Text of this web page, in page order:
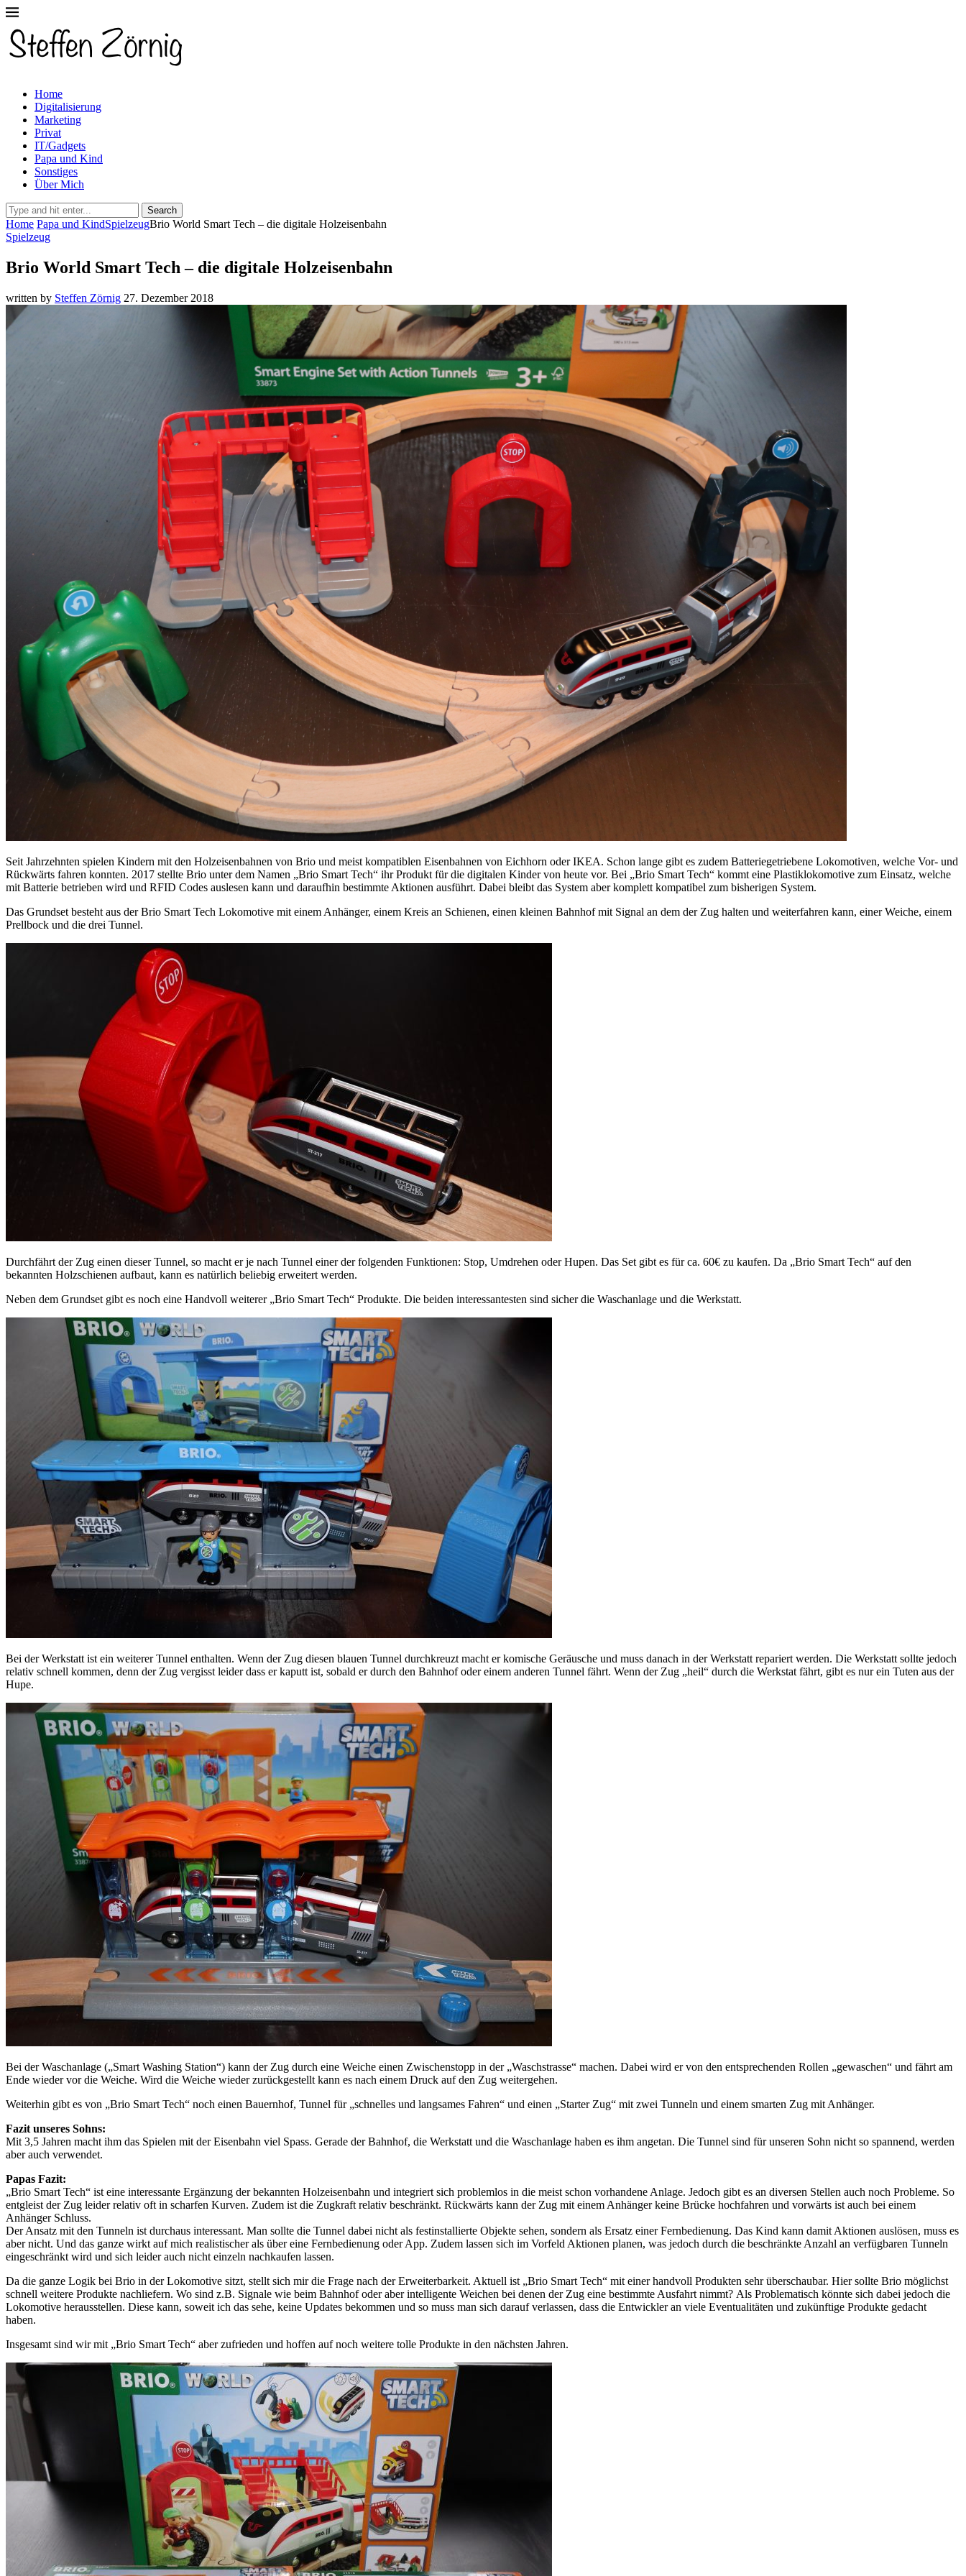
Home
Digitalisierung
Marketing
Privat
IT/Gadgets
Papa und Kind
Sonstiges
Über Mich
Search
Home Papa und KindSpielzeugBrio World Smart Tech – die digitale Holzeisenbahn
Spielzeug
Brio World Smart Tech – die digitale Holzeisenbahn
written by Steffen Zörnig 27. Dezember 2018
Seit Jahrzehnten spielen Kindern mit den Holzeisenbahnen von Brio und meist kompatiblen Eisenbahnen von Eichhorn oder IKEA. Schon lange gibt es zudem Batteriegetriebene Lokomotiven, welche Vor- und
Rückwärts fahren konnten. 2017 stellte Brio unter dem Namen „Brio Smart Tech“ ihr Produkt für die digitalen Kinder von heute vor. Bei „Brio Smart Tech“ kommt eine Plastiklokomotive zum Einsatz, welche
mit Batterie betrieben wird und RFID Codes auslesen kann und daraufhin bestimmte Aktionen ausführt. Dabei bleibt das System aber komplett kompatibel zum bisherigen System.
Das Grundset besteht aus der Brio Smart Tech Lokomotive mit einem Anhänger, einem Kreis an Schienen, einen kleinen Bahnhof mit Signal an dem der Zug halten und weiterfahren kann, einer Weiche, einem
Prellbock und die drei Tunnel.
Durchfährt der Zug einen dieser Tunnel, so macht er je nach Tunnel einer der folgenden Funktionen: Stop, Umdrehen oder Hupen. Das Set gibt es für ca. 60€ zu kaufen. Da „Brio Smart Tech“ auf den
bekannten Holzschienen aufbaut, kann es natürlich beliebig erweitert werden.
Neben dem Grundset gibt es noch eine Handvoll weiterer „Brio Smart Tech“ Produkte. Die beiden interessantesten sind sicher die Waschanlage und die Werkstatt.
Bei der Werkstatt ist ein weiterer Tunnel enthalten. Wenn der Zug diesen blauen Tunnel durchkreuzt macht er komische Geräusche und muss danach in der Werkstatt repariert werden. Die Werkstatt sollte jedoch
relativ schnell kommen, denn der Zug vergisst leider dass er kaputt ist, sobald er durch den Bahnhof oder einem anderen Tunnel fährt. Wenn der Zug „heil“ durch die Werkstat fährt, gibt es nur ein Tuten aus der
Hupe.
Bei der Waschanlage („Smart Washing Station“) kann der Zug durch eine Weiche einen Zwischenstopp in der „Waschstrasse“ machen. Dabei wird er von den entsprechenden Rollen „gewaschen“ und fährt am
Ende wieder vor die Weiche. Wird die Weiche wieder zurückgestellt kann es nach einem Druck auf den Zug weitergehen.
Weiterhin gibt es von „Brio Smart Tech“ noch einen Bauernhof, Tunnel für „schnelles und langsames Fahren“ und einen „Starter Zug“ mit zwei Tunneln und einem smarten Zug mit Anhänger.
Fazit unseres Sohns:
Mit 3,5 Jahren macht ihm das Spielen mit der Eisenbahn viel Spass. Gerade der Bahnhof, die Werkstatt und die Waschanlage haben es ihm angetan. Die Tunnel sind für unseren Sohn nicht so spannend, werden
aber auch verwendet.
Papas Fazit:
„Brio Smart Tech“ ist eine interessante Ergänzung der bekannten Holzeisenbahn und integriert sich problemlos in die meist schon vorhandene Anlage. Jedoch gibt es an diversen Stellen auch noch Probleme. So
entgleist der Zug leider relativ oft in scharfen Kurven. Zudem ist die Zugkraft relativ beschränkt. Rückwärts kann der Zug mit einem Anhänger keine Brücke hochfahren und vorwärts ist auch bei einem
Anhänger Schluss.
Der Ansatz mit den Tunneln ist durchaus interessant. Man sollte die Tunnel dabei nicht als festinstallierte Objekte sehen, sondern als Ersatz einer Fernbedienung. Das Kind kann damit Aktionen auslösen, muss es
aber nicht. Und das ganze wirkt auf mich realistischer als über eine Fernbedienung oder App. Zudem lassen sich im Vorfeld Aktionen planen, was jedoch durch die beschränkte Anzahl an verfügbaren Tunneln
eingeschränkt wird und sich leider auch nicht einzeln nachkaufen lassen.
Da die ganze Logik bei Brio in der Lokomotive sitzt, stellt sich mir die Frage nach der Erweiterbarkeit. Aktuell ist „Brio Smart Tech“ mit einer handvoll Produkten sehr überschaubar. Hier sollte Brio möglichst
schnell weitere Produkte nachliefern. Wo sind z.B. Signale wie beim Bahnhof oder aber intelligente Weichen bei denen der Zug eine bestimmte Ausfahrt nimmt? Als Problematisch könnte sich dabei jedoch die
Lokomotive herausstellen. Diese kann, soweit ich das sehe, keine Updates bekommen und so muss man sich darauf verlassen, dass die Entwickler an viele Eventualitäten und zukünftige Produkte gedacht
haben.
Insgesamt sind wir mit „Brio Smart Tech“ aber zufrieden und hoffen auf noch weitere tolle Produkte in den nächsten Jahren.